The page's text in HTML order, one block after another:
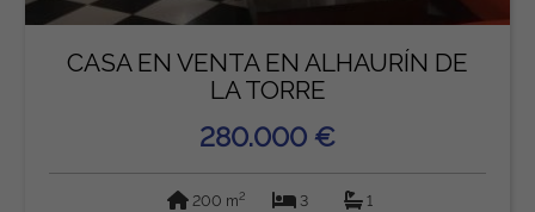
CASA EN VENTA EN ALHAURÍN DE
LA TORRE
280.000 €
200 m2 3 1